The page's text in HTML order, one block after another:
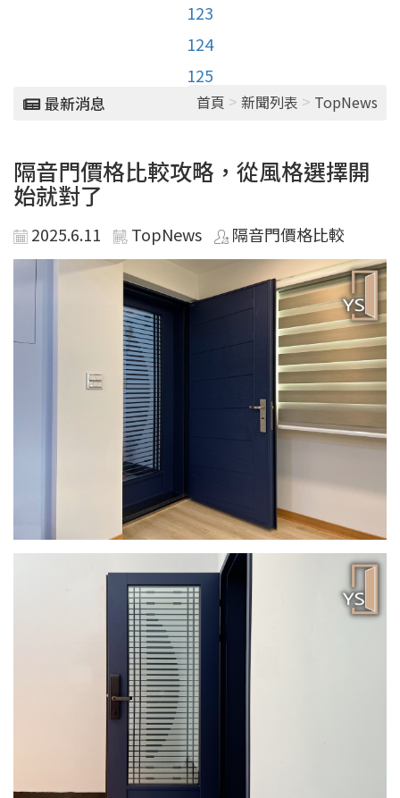
123
124
125
最新消息 首頁 > 新聞列表 > TopNews
隔音門價格比較攻略，從風格選擇開
始就對了
2025.6.11 TopNews 隔音門價格比較